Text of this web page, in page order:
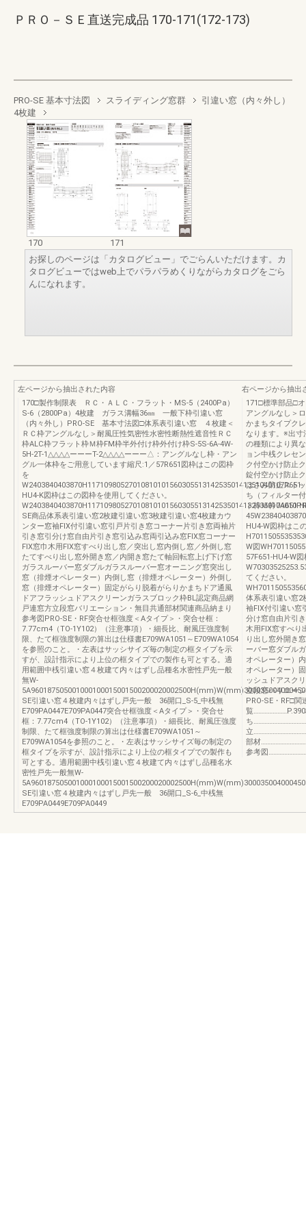
ＰＲＯ－ＳＥ直送完成品 170-171(172-173)
PRO-SE 基本寸法図 スライディング窓群
引違い窓（内々外し）
4枚建
170
171
お探しのページは「カタログビュー」でごらんいただけます。カ
タログビューではweb上でパラパラめくりながらカタログをごら
んになれます。
左ページから抽出された内容
170□製作制限表 ＲＣ・ＡＬＣ・フラット・MS-5（2400Pa）
S-6（2800Pa）4枚建 ガラス溝幅36㎜ 一般下枠引違い窓
（内々外し）PRO-SE 基本寸法図□体系表引違い窓 ４枚建＜
ＲＣ枠アングルなし＞耐風圧性気密性水密性断熱性遮音性ＲＣ
枠ALC枠フラット枠Ｍ枠FM枠半外付け枠外付け枠S-5S-6A-4W-
5H-2T-1△△△△ーーーT-2△△△△ーーー△：アングルなし枠・アン
グル一体枠をご用意しています縮尺:1／57R651図枠はこの図枠
を
W2403840403870H117109805270108101015603055131425350141351040107R651-
HU4-K図枠はこの図枠を使用してください。
SE商品体系表引違い窓2枚建引違い窓3枚建引違い窓4枚建カウ
ンター窓袖FIX付引違い窓引戸片引き窓コーナー片引き窓両袖片
引き窓引分け窓自由片引き窓引込み窓両引込み窓FIX窓コーナー
FIX窓巾木用FIX窓すべり出し窓／突出し窓内倒し窓／外倒し窓
たてすべり出し窓外開き窓／内開き窓たて軸回転窓上げ下げ窓
ガラスルーバー窓ダブルガラスルーバー窓オーニング窓突出し
窓（排煙オペレーター）内倒し窓（排煙オペレーター）外倒し
窓（排煙オペレーター）固定がらり脱着がらりかまちドア通風
ドアフラッシュドアスクリーンガラスブロック枠BL認定商品網
戸連窓方立段窓バリエーション・無目共通部材関連商品納まり
参考図PRO-SE・RF突合せ框強度＜Aタイプ＞・突合せ框：
7.77cm4（TO-1Y102）（注意事項）・細長比、耐風圧強度制
限、たて框強度制限の算出は仕様書E709WA1051～E709WA1054
を参照のこと。・左表はサッシサイズ毎の制定の框タイプを示
すが、設計指示により上位の框タイプでの製作も可とする。適
用範囲中桟引違い窓４枚建て内々はずし品種名水密性戸先一般
無W-
SE引違い窓４枚建内々はずし戸先一般 36開口_S-5_中桟無
E709PA0447E709PA0447突合せ框強度＜Aタイプ＞・突合せ
框：7.77cm4（TO-1Y102）（注意事項）・細長比、耐風圧強度
制限、たて框強度制限の算出は仕様書E709WA1051～
E709WA1054を参照のこと。・左表はサッシサイズ毎の制定の
框タイプを示すが、設計指示により上位の框タイプでの製作も
可とする。適用範囲中桟引違い窓４枚建て内々はずし品種名水
密性戸先一般無W-
SE引違い窓４枚建内々はずし戸先一般 36開口_S-6_中桟無
E709PA0449E709PA0449
右ページから抽出
171□標準部品□
アングルなし＞
かまちタイプク
なります。※出寸
の種類により異
ョン中桟クレセ
ク付空かけ防止
錠付空かけ防止
はさみ防止スト
ち（フィルター
ト枠Ｍ枠7A651-
HU4-W図枠はこ
W図
57F651-HU4-W
てください。
体系表引違い窓2
袖FIX付引違い窓
分け窓自由片引
木用FIX窓すべり
り出し窓外開き
ーバー窓ダブル
オペレーター）
オペレーター）
ッシュドアスク
立段窓バリエー
PRO-SE・RF□
覧
ち
立
部材
参考図